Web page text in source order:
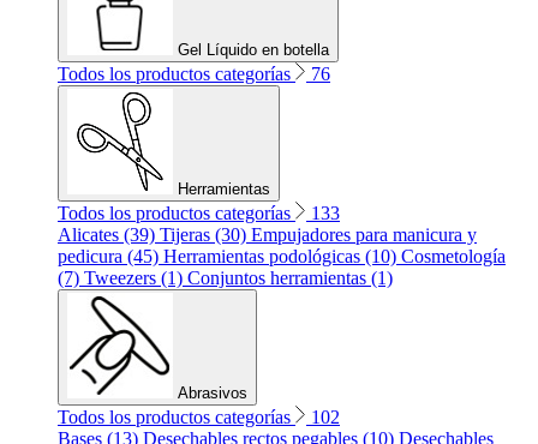
Gel Líquido en botella
Todos los productos categorías 76
Herramientas
Todos los productos categorías
133
Alicates (39) Tijeras (30) Empujadores para manicura y
pedicura (45) Herramientas podológicas (10) Cosmetología
(7) Tweezers (1) Conjuntos herramientas (1)
Abrasivos
Todos los productos categorías
102
Bases (13) Desechables rectos pegables (10) Desechables